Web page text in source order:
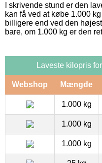
I skrivende stund er den
kan få ved at købe 1.000
billigere end ved den
bare, om 1.000 kg er den
Laveste kilopris
Webshop Mængde
1.000 kg
1.000 kg
1.000 kg